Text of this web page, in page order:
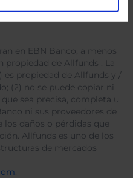
en EBN Banco, a menos
propiedad de Allfunds . La
es propiedad de Allfunds y /
(2) no se puede copiar ni
sea precisa, completa u
ni sus proveedores de
daños o pérdidas que
Allfunds es uno de los
de mercados
.